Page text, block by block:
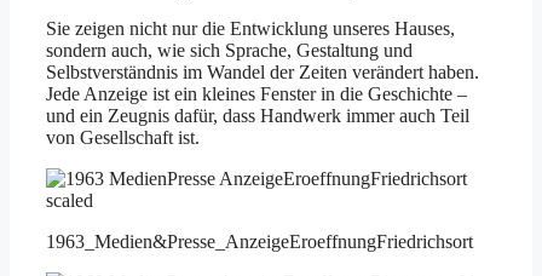
Sie zeigen nicht nur die Entwicklung unseres Hauses,
sondern auch, wie sich Sprache, Gestaltung und
Selbstverständnis im Wandel der Zeiten verändert haben.
Jede Anzeige ist ein kleines Fenster in die Geschichte –
und ein Zeugnis dafür, dass Handwerk immer auch Teil
von Gesellschaft ist.
1963_Medien&Presse_AnzeigeEroeffnungFriedrichsort